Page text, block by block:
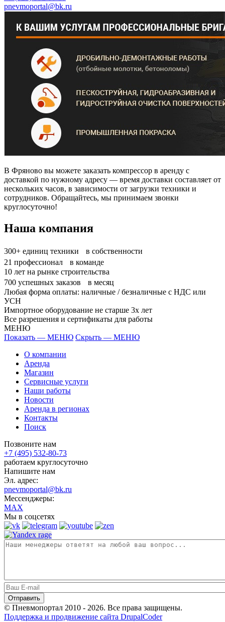
pnevmoportal@bk.ru
В Фряново вы можете заказать компрессор в аренду с
доставкой по нужному адресу — время доставки составляет от
нескольких часов, в зависимости от загрузки техники и
сотрудников. Обращайтесь, мы принимаем звонки
круглосуточно!
Наша компания
300+ единиц техники в собственности
21 профессионал в команде
10 лет на рынке строительства
700 успешных заказов в месяц
Любая форма оплаты: наличные / безналичные с НДС или
УСН
Импортное оборудование не старше 3х лет
Все разрешения и сертификаты для работы
МЕНЮ
Показать — МЕНЮ Скрыть — МЕНЮ
О компании
Аренда
Магазин
Сервисные услуги
Наши работы
Новости
Аренда в регионах
Контакты
Поиск
Позвоните нам
+7 (495) 532-80-73
работаем круглосуточно
Напишите нам
Эл. адрес:
pnevmoportal@bk.ru
Мессенджеры:
MAX
Мы в соцсетях
© Пневмопортал 2010 - 2026. Все права защищены.
Поддержка и продвижение сайта DrupalCoder